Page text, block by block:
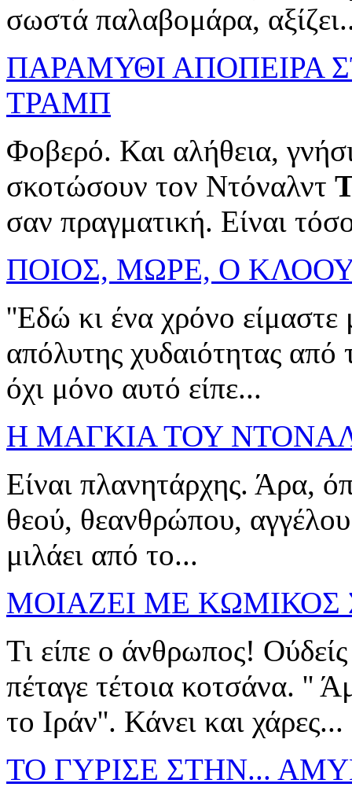
σωστά παλαβομάρα,
ΠΑΡΑΜΥΘΙ ΑΠΟΠΕΙΡΑ
ΤΡΑΜΠ
Φοβερό. Και αλήθεια,
σκοτώσουν τον Ντόναλντ
σαν πραγματική. Είναι
ΠΟΙΟΣ, ΜΩΡΕ, Ο
''Εδώ κι ένα χρόνο είμαστε
απόλυτης χυδαιότητας
όχι μόνο αυτό είπε...
Η ΜΑΓΚΙΑ ΤΟΥ
Είναι πλανητάρχης. Άρα,
θεού, θεανθρώπου,
μιλάει από το...
ΜΟΙΑΖΕΙ ΜΕ ΚΩΜΙΚΟΣ
Τι είπε ο άνθρωπος!
πέταγε τέτοια κοτσάνα. ''
το Ιράν''. Κάνει και χάρες...
ΤΟ ΓΥΡΙΣΕ ΣΤΗΝ...